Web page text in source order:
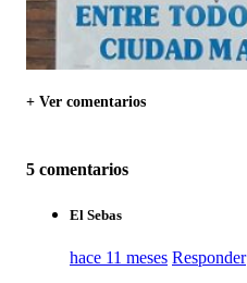
+ Ver comentarios
5 comentarios
El Sebas
hace 11 meses Responder